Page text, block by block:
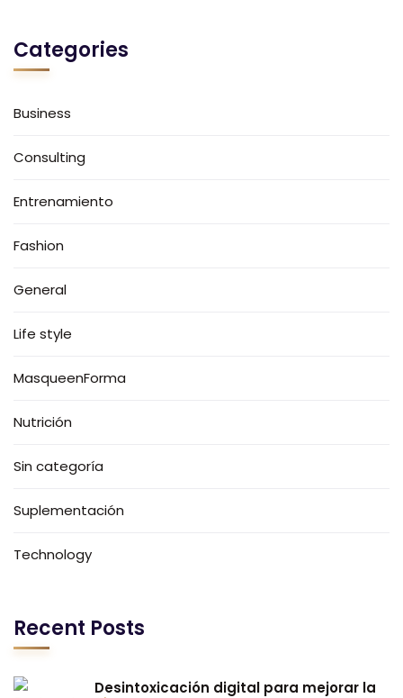
Categories
Business
Consulting
Entrenamiento
Fashion
General
Life style
MasqueenForma
Nutrición
Sin categoría
Suplementación
Technology
Recent Posts
Desintoxicación digital para mejorar la